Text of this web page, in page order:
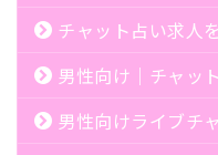
チャット占い求人
男性向け｜チャッ
男性向けライブチ